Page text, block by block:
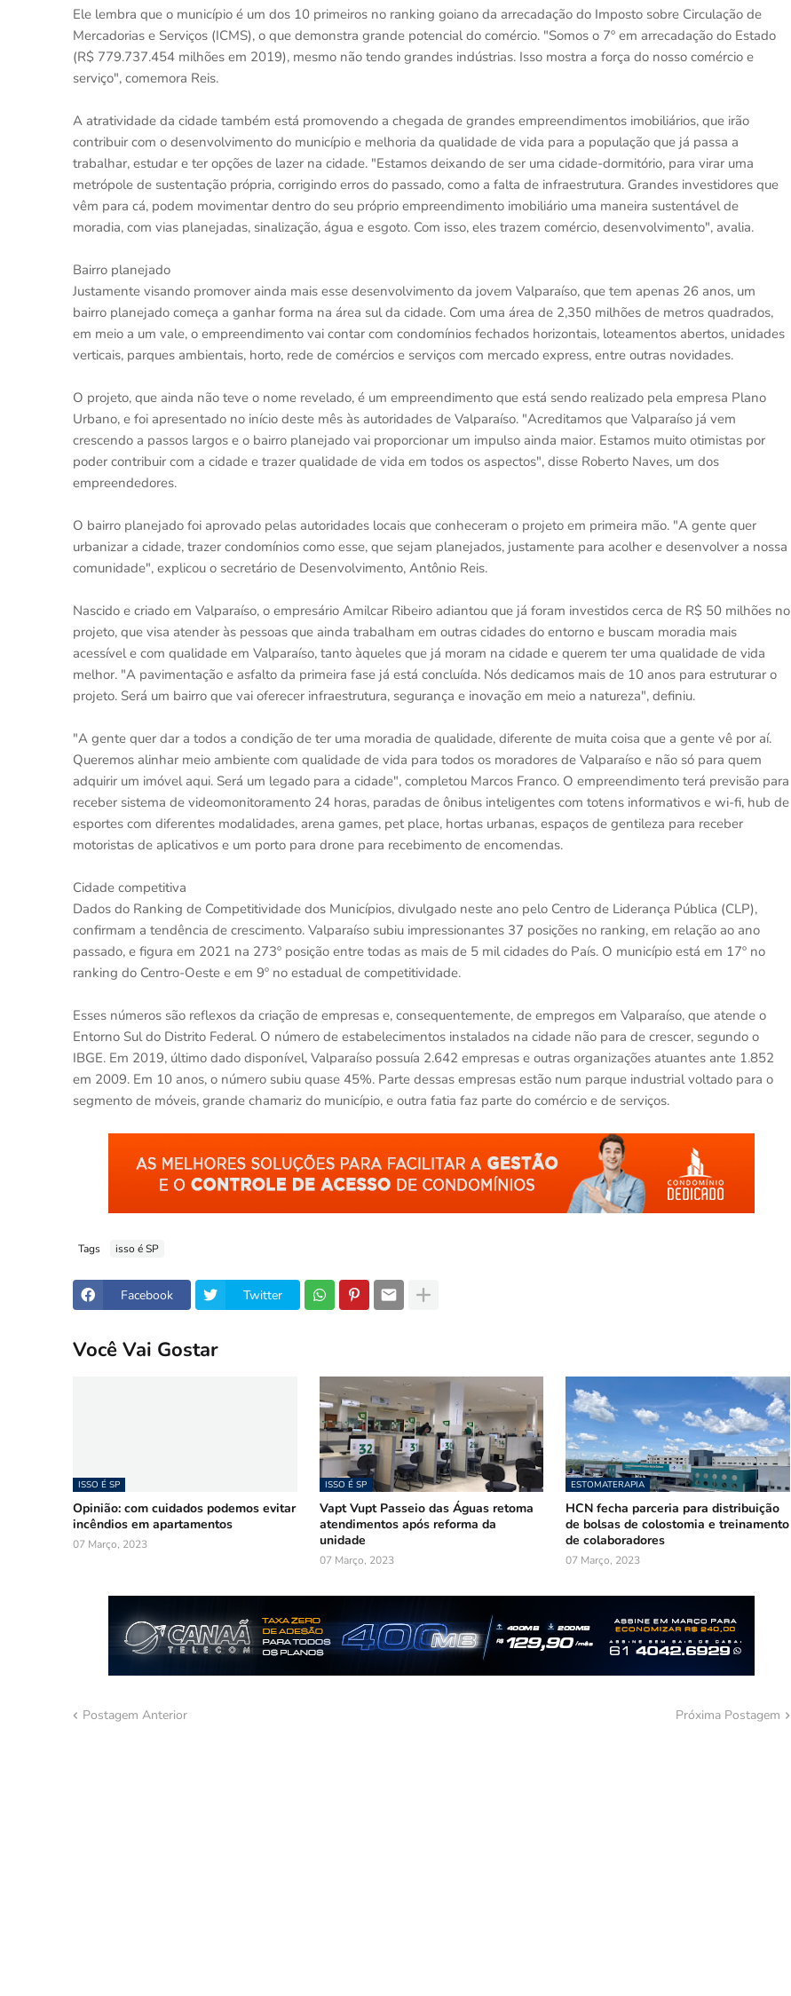
Ele lembra que o município é um dos 10 primeiros no ranking goiano da arrecadação do Imposto sobre Circulação de
Mercadorias e Serviços (ICMS), o que demonstra grande potencial do comércio. "Somos o 7º em arrecadação do Estado
(R$ 779.737.454 milhões em 2019), mesmo não tendo grandes indústrias. Isso mostra a força do nosso comércio e
serviço", comemora Reis.
A atratividade da cidade também está promovendo a chegada de grandes empreendimentos imobiliários, que irão
contribuir com o desenvolvimento do município e melhoria da qualidade de vida para a população que já passa a
trabalhar, estudar e ter opções de lazer na cidade. "Estamos deixando de ser uma cidade-dormitório, para virar uma
metrópole de sustentação própria, corrigindo erros do passado, como a falta de infraestrutura. Grandes investidores que
vêm para cá, podem movimentar dentro do seu próprio empreendimento imobiliário uma maneira sustentável de
moradia, com vias planejadas, sinalização, água e esgoto. Com isso, eles trazem comércio, desenvolvimento", avalia.
Bairro planejado
Justamente visando promover ainda mais esse desenvolvimento da jovem Valparaíso, que tem apenas 26 anos, um
bairro planejado começa a ganhar forma na área sul da cidade. Com uma área de 2,350 milhões de metros quadrados,
em meio a um vale, o empreendimento vai contar com condomínios fechados horizontais, loteamentos abertos, unidades
verticais, parques ambientais, horto, rede de comércios e serviços com mercado express, entre outras novidades.
O projeto, que ainda não teve o nome revelado, é um empreendimento que está sendo realizado pela empresa Plano
Urbano, e foi apresentado no início deste mês às autoridades de Valparaíso. "Acreditamos que Valparaíso já vem
crescendo a passos largos e o bairro planejado vai proporcionar um impulso ainda maior. Estamos muito otimistas por
poder contribuir com a cidade e trazer qualidade de vida em todos os aspectos", disse Roberto Naves, um dos
empreendedores.
O bairro planejado foi aprovado pelas autoridades locais que conheceram o projeto em primeira mão. "A gente quer
urbanizar a cidade, trazer condomínios como esse, que sejam planejados, justamente para acolher e desenvolver a nossa
comunidade", explicou o secretário de Desenvolvimento, Antônio Reis.
Nascido e criado em Valparaíso, o empresário Amilcar Ribeiro adiantou que já foram investidos cerca de R$ 50 milhões no
projeto, que visa atender às pessoas que ainda trabalham em outras cidades do entorno e buscam moradia mais
acessível e com qualidade em Valparaíso, tanto àqueles que já moram na cidade e querem ter uma qualidade de vida
melhor. "A pavimentação e asfalto da primeira fase já está concluída. Nós dedicamos mais de 10 anos para estruturar o
projeto. Será um bairro que vai oferecer infraestrutura, segurança e inovação em meio a natureza", definiu.
"A gente quer dar a todos a condição de ter uma moradia de qualidade, diferente de muita coisa que a gente vê por aí.
Queremos alinhar meio ambiente com qualidade de vida para todos os moradores de Valparaíso e não só para quem
adquirir um imóvel aqui. Será um legado para a cidade", completou Marcos Franco. O empreendimento terá previsão para
receber sistema de videomonitoramento 24 horas, paradas de ônibus inteligentes com totens informativos e wi-fi, hub de
esportes com diferentes modalidades, arena games, pet place, hortas urbanas, espaços de gentileza para receber
motoristas de aplicativos e um porto para drone para recebimento de encomendas.
Cidade competitiva
Dados do Ranking de Competitividade dos Municípios, divulgado neste ano pelo Centro de Liderança Pública (CLP),
confirmam a tendência de crescimento. Valparaíso subiu impressionantes 37 posições no ranking, em relação ao ano
passado, e figura em 2021 na 273º posição entre todas as mais de 5 mil cidades do País. O município está em 17º no
ranking do Centro-Oeste e em 9º no estadual de competitividade.
Esses números são reflexos da criação de empresas e, consequentemente, de empregos em Valparaíso, que atende o
Entorno Sul do Distrito Federal. O número de estabelecimentos instalados na cidade não para de crescer, segundo o
IBGE. Em 2019, último dado disponível, Valparaíso possuía 2.642 empresas e outras organizações atuantes ante 1.852
em 2009. Em 10 anos, o número subiu quase 45%. Parte dessas empresas estão num parque industrial voltado para o
segmento de móveis, grande chamariz do município, e outra fatia faz parte do comércio e de serviços.
Tags isso é SP
Facebook Twitter
Você Vai Gostar
ISSO É SP
Opinião: com cuidados podemos evitar
incêndios em apartamentos
07 Março, 2023
ISSO É SP
Vapt Vupt Passeio das Águas retoma
atendimentos após reforma da
unidade
07 Março, 2023
ESTOMATERAPIA
HCN fecha parceria para distribuição
de bolsas de colostomia e treinamento
de colaboradores
07 Março, 2023
Postagem Anterior Próxima Postagem